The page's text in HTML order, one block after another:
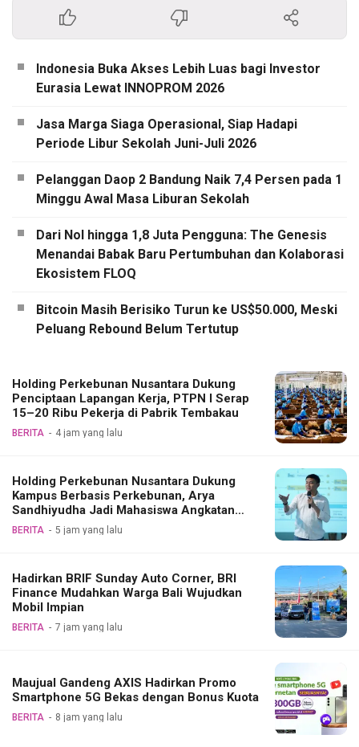
Indonesia Buka Akses Lebih Luas bagi Investor
Eurasia Lewat INNOPROM 2026
Jasa Marga Siaga Operasional, Siap Hadapi
Periode Libur Sekolah Juni-Juli 2026
Pelanggan Daop 2 Bandung Naik 7,4 Persen pada 1
Minggu Awal Masa Liburan Sekolah
Dari Nol hingga 1,8 Juta Pengguna: The Genesis
Menandai Babak Baru Pertumbuhan dan Kolaborasi
Ekosistem FLOQ
Bitcoin Masih Berisiko Turun ke US$50.000, Meski
Peluang Rebound Belum Tertutup
Holding Perkebunan Nusantara Dukung
Penciptaan Lapangan Kerja, PTPN I Serap
15–20 Ribu Pekerja di Pabrik Tembakau
BERITA 4 jam yang lalu
Holding Perkebunan Nusantara Dukung
Kampus Berbasis Perkebunan, Arya
Sandhiyudha Jadi Mahasiswa Angkatan
Pertama Magister ITSI
BERITA 5 jam yang lalu
Hadirkan BRIF Sunday Auto Corner, BRI
Finance Mudahkan Warga Bali Wujudkan
Mobil Impian
BERITA 7 jam yang lalu
Maujual Gandeng AXIS Hadirkan Promo
Smartphone 5G Bekas dengan Bonus Kuota
BERITA 8 jam yang lalu